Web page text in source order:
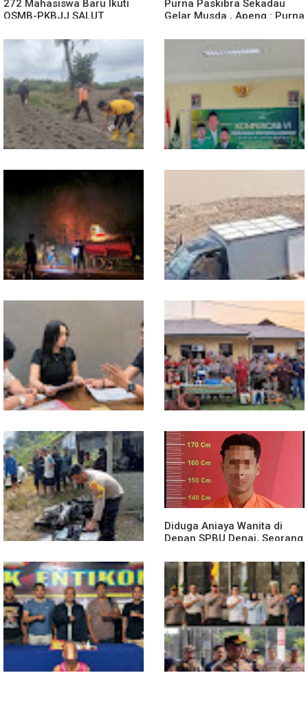
272 Mahasiswa Baru Ikuti
OSMB-PKBJJ SALUT
Purna Paskibra Sekadau
Gelar Musda , Apeng : Purna
Agen Terdepan Menjaga
Persatuan Dan Kesatuan
Dukung Swasembada
Pangan, Polsek Entikong
Tanam dan Rawat Jagung
Hibrida di Demplot Entikong
Tapang
Sekwil GP Ansor Kalbar
Hadiri Konfercab Sanggau:
Kader Harus Militan dan
Bermanfaat
13 Jam Berjuang, Polsek
Toba dan Warga Berhasil
Jinakkan Karhutla 7 Hektare
di Desa Bagan Asam
Mobil Box Terjun ke Jurang
Depan KC, Diduga Rem
Blong
Diduga Jadi Korban
Penyebaran Foto Pribadi
dan Dicemarkan di TikTok,
AF Lapor ke Polda Sumut
Polsek Entikong Gelar Apel
Siaga Karhutla 2026, Sinergi
Lintas Sektor Cegah
Kebakaran Hutan dan Lahan
Truk Kontainer Oleng Tabrak
Vario, Warga Kapuas
Meninggal di Dusun Mak
Tampong
Diduga Aniaya Wanita di
Depan SPBU Denai, Seorang
Medan Area